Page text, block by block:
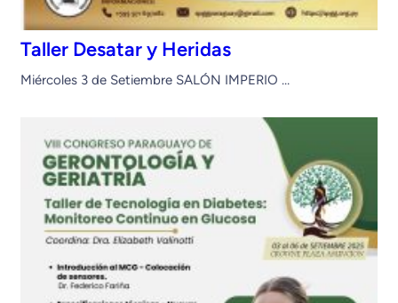
Taller Desatar y Heridas
Miércoles 3 de Setiembre SALÓN IMPERIO …